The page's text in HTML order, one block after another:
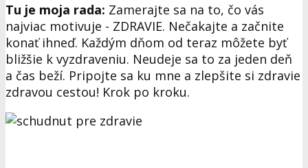
Tu je moja rada: Zamerajte sa na to, čo vás
najviac motivuje - ZDRAVIE. Nečakajte a začnite
konať ihneď. Každým dňom od teraz môžete byť
bližšie k vyzdraveniu. Neudeje sa to za jeden deň
a čas beží. Pripojte sa ku mne a zlepšite si zdravie
zdravou cestou! Krok po kroku.